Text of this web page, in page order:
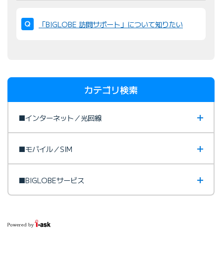
び
替
「BIGLOBE 訪問サポート」について知りたい
カテゴリ検索
■インターネット／光回線
■モバイル／SIM
■BIGLOBEサービス